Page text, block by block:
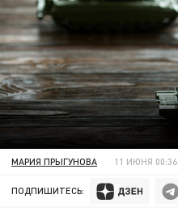
МАРИЯ ПРЫГУНОВА 11 ИЮНЯ 00:36
ПОДПИШИТЕСЬ: